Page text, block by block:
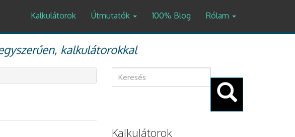
Kalkulátorok Útmutatók 100% Blog Rólam
kalkulátorokkal
Keresés
űrlap
Kalkulátorok